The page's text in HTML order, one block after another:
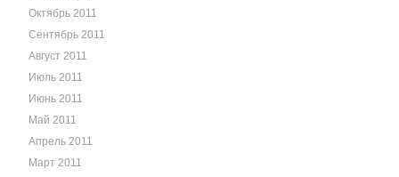
Октябрь 2011
Сентябрь 2011
Август 2011
Июль 2011
Июнь 2011
Май 2011
Апрель 2011
Март 2011